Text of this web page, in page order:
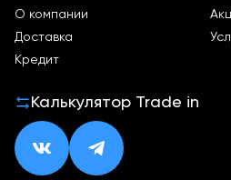
О компании
Доставка
Кредит
Калькулятор Trade in